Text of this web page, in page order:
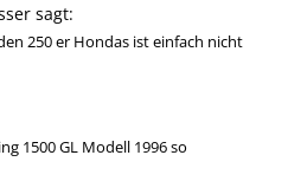
sagt:
250 er Hondas ist einfach nicht
1500 GL Modell 1996 so